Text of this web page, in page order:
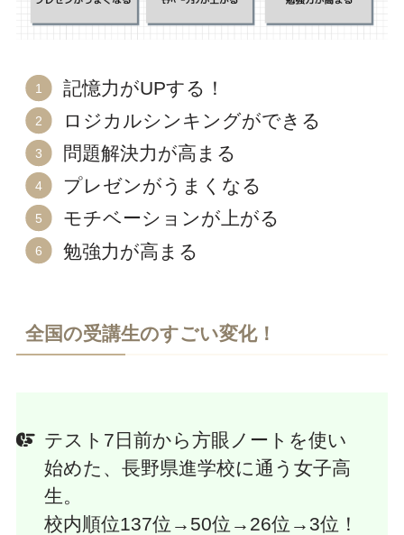
記憶力がUPする！
ロジカルシンキングができる
問題解決力が高まる
プレゼンがうまくなる
モチベーションが上がる
勉強力が高まる
全国の受講生のすごい変化！
テスト7日前から方眼ノートを使い
始めた、長野県進学校に通う女子高
生。
校内順位137位→50位→26位→3位！